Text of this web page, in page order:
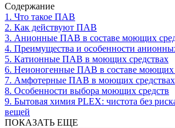
Содержание
1. Что такое ПАВ
2. Как действуют ПАВ
3. Анионные ПАВ в составе моющих
4. Преимущества и особенности
5. Катионные ПАВ в моющих средствах
6. Неионогенные ПАВ в составе моющих
7. Амфотерные ПАВ в моющих средствах
8. Особенности выбора моющих средств
9. Бытовая химия PLEX: чистота без
вещей
ПОКАЗАТЬ ЕЩЕ